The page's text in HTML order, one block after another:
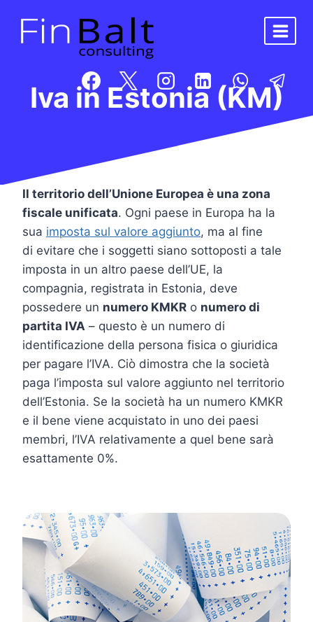
contenuto
Iva in Estonia (KM)
Il territorio dell’Unione Europea è una zona
fiscale unificata. Ogni paese in Europa ha la
sua imposta sul valore aggiunto, ma al fine
di evitare che i soggetti siano sottoposti a tale
imposta in un altro paese dell’UE, la
compagnia, registrata in Estonia, deve
possedere un numero KMKR o numero di
partita IVA – questo è un numero di
identificazione della persona fisica o giuridica
per pagare l’IVA. Ciò dimostra che la società
paga l’imposta sul valore aggiunto nel territorio
dell’Estonia. Se la società ha un numero KMKR
e il bene viene acquistato in uno dei paesi
membri, l’IVA relativamente a quel bene sarà
esattamente 0%.